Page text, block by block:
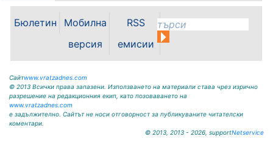
живее. По данни на областната
дирекция на МВР-Враца вчера в
16.5 часа в полицията в Бяла
Слатина е получен сигнал за...
Бюлетин
Мобилна
версия
RSS
емисии
Сайтwww.vratzadnes.com
© 2013 Всички права запазени. Използването на материали става чрез изрично
разрешение на редакционния екип, като позоваването на
www.vratzadnes.com
е задължително. Сайтът не носи отговорност за публикуваните читателски
коментари.
© 2013, 2013 - 2026, supportNetservice